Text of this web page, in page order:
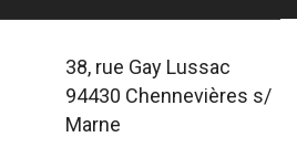
38, rue Gay Lussac
94430 Chennevières s/
Marne